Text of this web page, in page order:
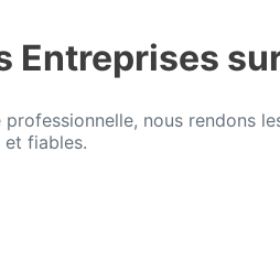
Entreprises
nous rendons
et fiables.